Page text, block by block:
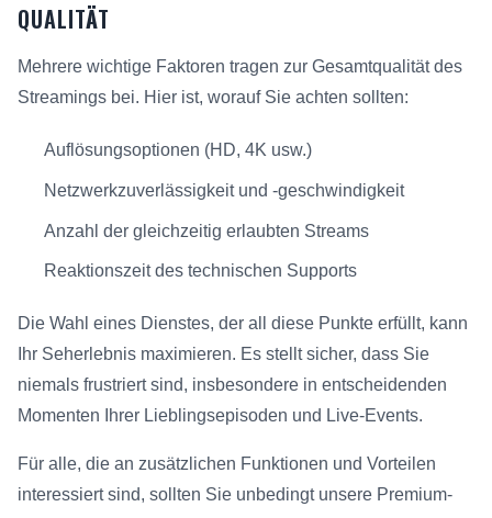
QUALITÄT
Mehrere wichtige Faktoren tragen zur Gesamtqualität des
Streamings bei. Hier ist, worauf Sie achten sollten:
Auflösungsoptionen (HD, 4K usw.)
Netzwerkzuverlässigkeit und -geschwindigkeit
Anzahl der gleichzeitig erlaubten Streams
Reaktionszeit des technischen Supports
Die Wahl eines Dienstes, der all diese Punkte erfüllt, kann
Ihr Seherlebnis maximieren. Es stellt sicher, dass Sie
niemals frustriert sind, insbesondere in entscheidenden
Momenten Ihrer Lieblingsepisoden und Live-Events.
Für alle, die an zusätzlichen Funktionen und Vorteilen
interessiert sind, sollten Sie unbedingt unsere Premium-